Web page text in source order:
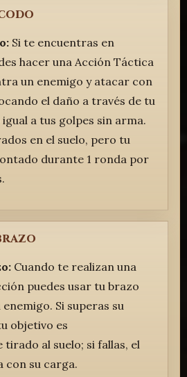
Si te encuentras en
hacer una Acción Táctica
un enemigo y atacar con
el daño a través de tu
a tus golpes sin arma.
en el suelo, pero tu
durante 1 ronda por
Cuando te realizan una
puedes usar tu brazo
Si superas su
objetivo es
al suelo; si fallas, el
con su carga.